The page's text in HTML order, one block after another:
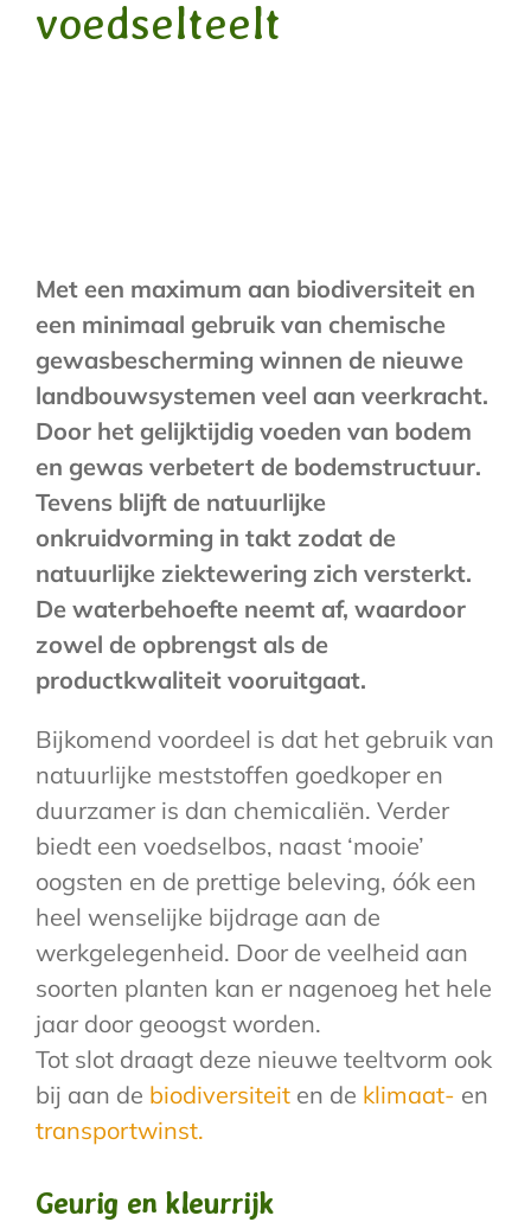
voedselteelt
Met een maximum aan biodiversiteit en
een minimaal gebruik van chemische
gewasbescherming winnen de nieuwe
landbouwsystemen veel aan veerkracht.
Door het gelijktijdig voeden van bodem
en gewas verbetert de bodemstructuur.
Tevens blijft de natuurlijke
onkruidvorming in takt zodat de
natuurlijke ziektewering zich versterkt.
De waterbehoefte neemt af, waardoor
zowel de opbrengst als de
productkwaliteit vooruitgaat.
Bijkomend voordeel is dat het gebruik van
natuurlijke meststoffen goedkoper en
duurzamer is dan chemicaliën. Verder
biedt een voedselbos, naast ‘mooie’
oogsten en de prettige beleving, óók een
heel wenselijke bijdrage aan de
werkgelegenheid. Door de veelheid aan
soorten planten kan er nagenoeg het hele
jaar door geoogst worden.
Tot slot draagt deze nieuwe teeltvorm ook
bij aan de biodiversiteiten de klimaat- en
transportwinst.
Geurig en kleurrijk